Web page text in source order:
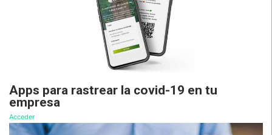
Apps para rastrear la covid-19 en tu
empresa
Acceder